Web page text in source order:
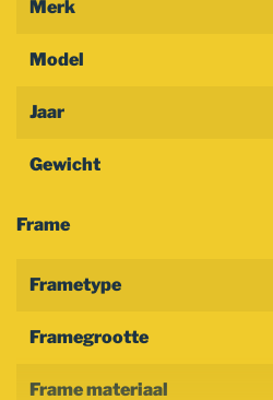
Merk
Model
Jaar
Gewicht
Frame
Frametype
Framegrootte
Frame materiaal